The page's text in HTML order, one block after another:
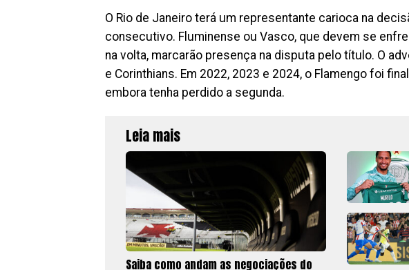
O Rio de Janeiro terá um representante carioca na
consecutivo. Fluminense ou Vasco, que devem se
na volta, marcarão presença na disputa pelo título. O
e Corinthians. Em 2022, 2023 e 2024, o Flamengo foi
embora tenha perdido a segunda.
Leia mais
Saiba como andam as negociações do